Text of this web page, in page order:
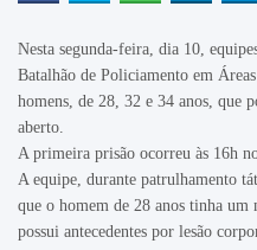
Nesta segunda-feira, dia 10,
Batalhão de Policiamento em
homens, de 28, 32 e 34 anos, que
aberto.
A primeira prisão ocorreu às 16h
A equipe, durante patrulhamento
que o homem de 28 anos tinha um
possui antecedentes por lesão